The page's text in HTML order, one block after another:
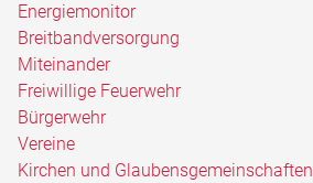
Energiemonitor
Breitbandversorgung
Miteinander
Freiwillige Feuerwehr
Bürgerwehr
Vereine
Kirchen und Glaubensgemeinschaften